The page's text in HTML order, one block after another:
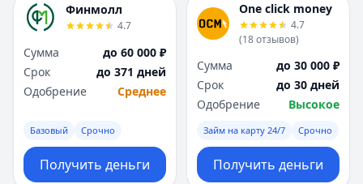
Финмолл
4.7
Сумма
до 60 000 ₽
Срок
до 371 дней
Одобрение
Среднее
Базовый Срочно
Получить деньги
One click money
4.7
(18отзывов)
Сумма
до 30 000 ₽
Срок
до 30 дней
Одобрение
Высокое
Займ на карту 24/7 Срочно
Получить деньги